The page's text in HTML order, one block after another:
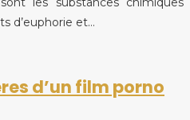
d’euphorie et…
d’un film porno